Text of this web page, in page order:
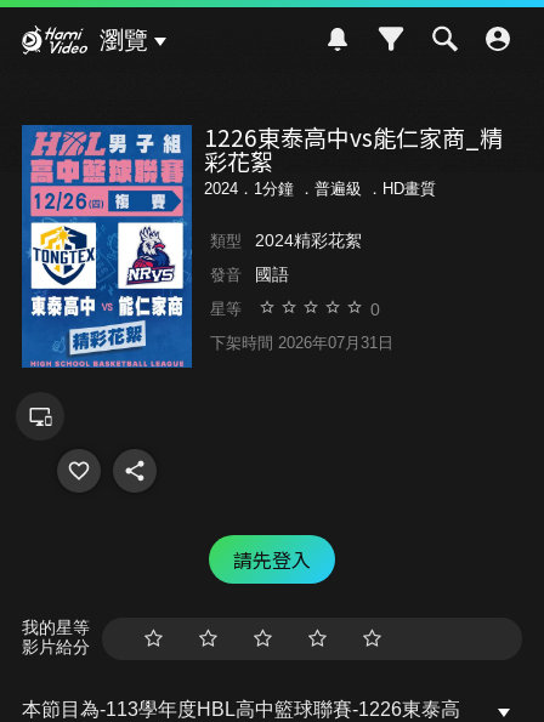
瀏覽
1226東泰高中vs能仁家商_精
彩花絮
2024．1分鐘 ． 普遍級 ．HD畫質
類型 2024精彩花絮
發音 國語
星等 0
下架時間 2026年07月31日
請先登入
我的星等
影片給分
本節目為-113學年度HBL高中籃球聯賽-1226東泰高